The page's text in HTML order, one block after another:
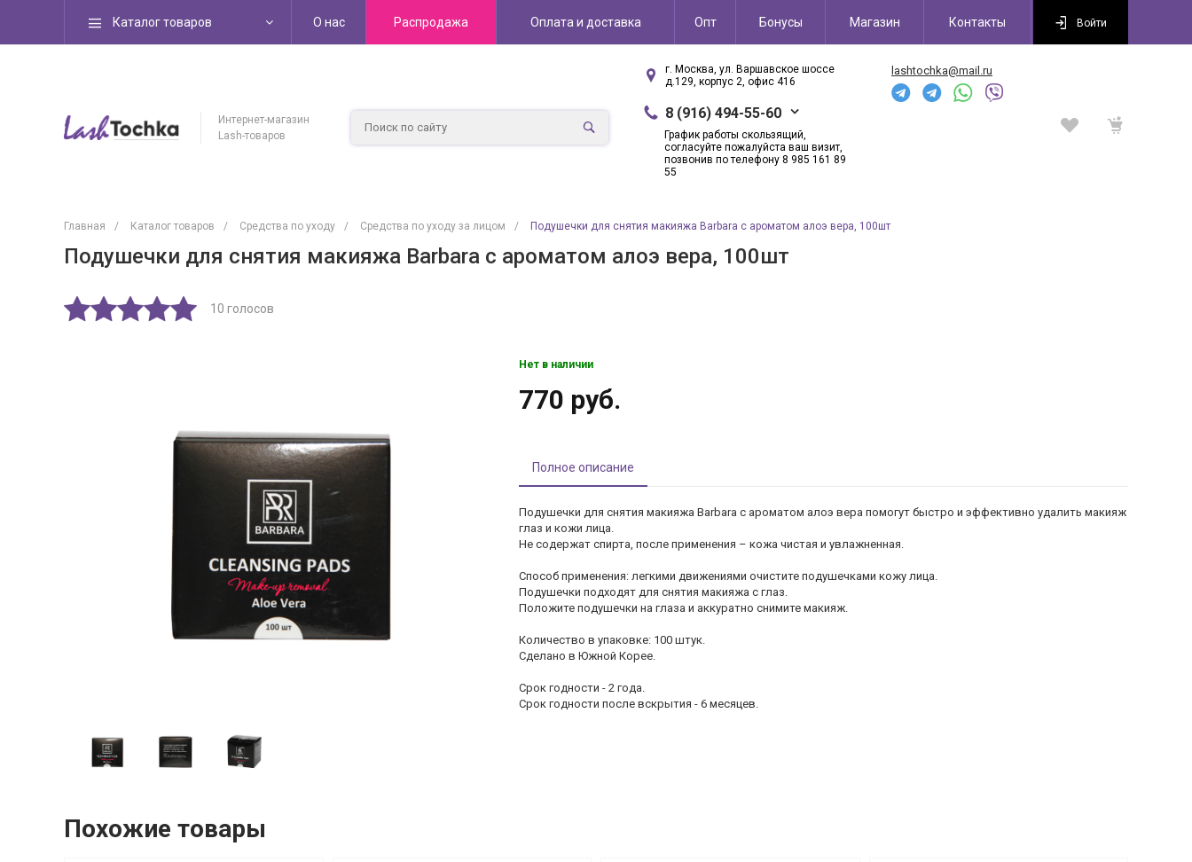
Каталог товаров О нас Распродажа Оплата и доставка Опт Бонусы Магазин Контакты Войти
Интернет-магазин
Lash-товаров
г. Москва, ул. Варшавское шоссе
д.129, корпус 2, офис 416
8 (916) 494-55-60
График работы скользящий,
согласуйте пожалуйста ваш визит,
позвонив по телефону 8 985 161 89
55
lashtochka@mail.ru
Главная / Каталог товаров / Средства по уходу / Средства по уходу за лицом / Подушечки для снятия макияжа Barbara с ароматом алоэ вера, 100шт
Подушечки для снятия макияжа Barbara с ароматом алоэ вера, 100шт
10 голосов
Нет в наличии
770 руб.
Полное описание
Подушечки для снятия макияжа Barbara с ароматом алоэ вера помогут быстро и эффективно удалить макияж
глаз и кожи лица.
Не содержат спирта, после применения – кожа чистая и увлажненная.
Способ применения: легкими движениями очистите подушечками кожу лица.
Подушечки подходят для снятия макияжа с глаз.
Положите подушечки на глаза и аккуратно снимите макияж.
Количество в упаковке: 100 штук.
Сделано в Южной Корее.
Срок годности - 2 года.
Срок годности после вскрытия - 6 месяцев.
Похожие товары